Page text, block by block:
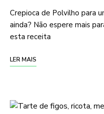
Crepioca de Polvilho para
ainda? Não espere mais
esta receita
LER MAIS